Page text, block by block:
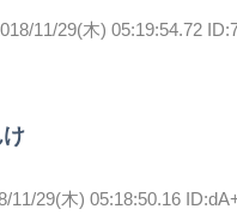
11/29(木) 05:19:54.72
11/29(木) 05:18:50.16